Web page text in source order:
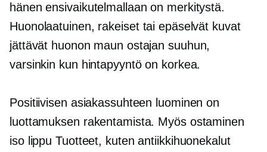
hänen ensivaikutelmallaan on merkitystä.
Huonolaatuinen, rakeiset tai epäselvät kuvat
jättävät huonon maun ostajan suuhun,
varsinkin kun hintapyyntö on korkea.
Positiivisen asiakassuhteen luominen on
luottamuksen rakentamista. Myös ostaminen
iso lippu Tuotteet, kuten antiikkihuonekalut